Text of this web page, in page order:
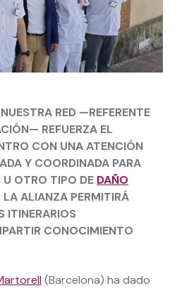
RED —REFERENTE
REFUERZA EL
CON UNA ATENCIÓN
Y COORDINADA PARA
OTRO TIPO DE DAÑO
LA ALIANZA PERMITIRÁ
ITINERARIOS
CONOCIMIENTO
(Barcelona) ha dado